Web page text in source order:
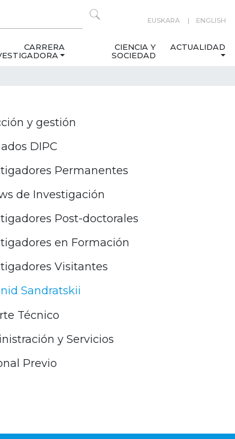
EUSKARA ENGLISH
CARRERA
CIENCIA Y
SOCIEDAD
ACTUALIDAD
y gestión
DIPC
Permanentes
de Investigación
Post-doctorales
en Formación
Visitantes
Sandratskii
Técnico
y Servicios
Previo